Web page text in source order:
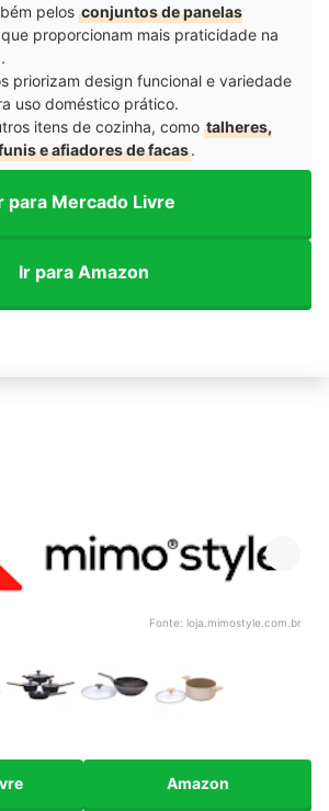
pelos conjuntos de panelas
proporcionam mais praticidade na
priorizam design funcional e variedade
uso doméstico prático.
itens de cozinha, como talheres,
e afiadores de facas.
para Mercado Livre
Ir para Amazon
Fonte: loja.mimostyle.com.br
Amazon